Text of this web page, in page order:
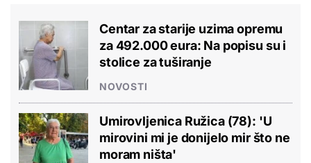
Centar za starije uzima opremu
za 492.000 eura: Na popisu su i
stolice za tuširanje
NOVOSTI
Umirovljenica Ružica (78): 'U
mirovini mi je donijelo mir što ne
moram ništa'